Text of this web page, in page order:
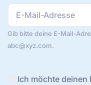
Gib bitte deine E-Mail-
abc@xyz.com.
Ich möchte deinen